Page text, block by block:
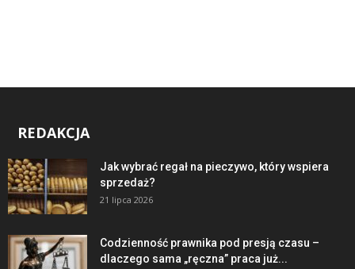
REDAKCJA
Jak wybrać regał na pieczywo, który wspiera
sprzedaż?
21 lipca 2026
Codzienność prawnika pod presją czasu –
dlaczego sama „ręczna” praca już...